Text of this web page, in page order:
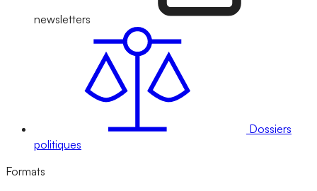
newsletters
Dossiers
politiques
Formats